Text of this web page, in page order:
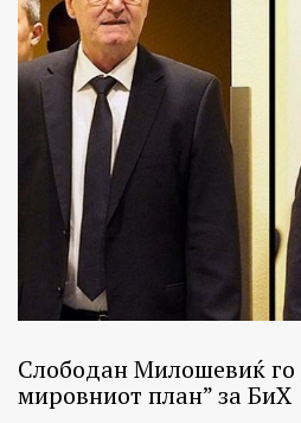
Слободан Милошевиќ
мировниот план” за БиХ